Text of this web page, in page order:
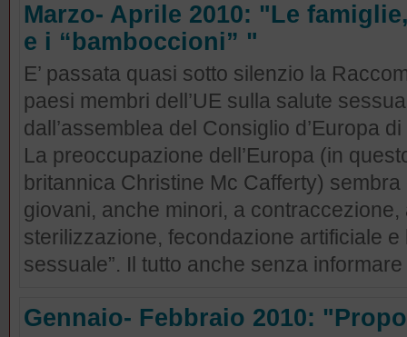
Marzo- Aprile 2010: "Le
e i “bamboccioni” "
E’ passata quasi sotto silenzio la
paesi membri dell’UE sulla salute
dall’assemblea del Consiglio d’Europa
La preoccupazione dell’Europa (in
britannica Christine Mc Cafferty)
giovani, anche minori, a contraccezione,
sterilizzazione, fecondazione artificiale e
sessuale”. Il tutto anche senza
Gennaio- Febbraio 2010: